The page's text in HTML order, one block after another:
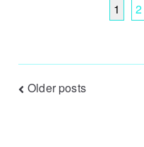
1 2
Posts
Older posts